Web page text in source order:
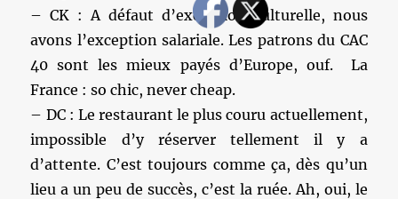
– CK : A défaut d’exception culturelle, nous
avons l’exception salariale. Les patrons du CAC
40 sont les mieux payés d’Europe, ouf. La
France : so chic, never cheap.
– DC : Le restaurant le plus couru actuellement,
impossible d’y réserver tellement il y a
d’attente. C’est toujours comme ça, dès qu’un
lieu a un peu de succès, c’est la ruée. Ah, oui, le